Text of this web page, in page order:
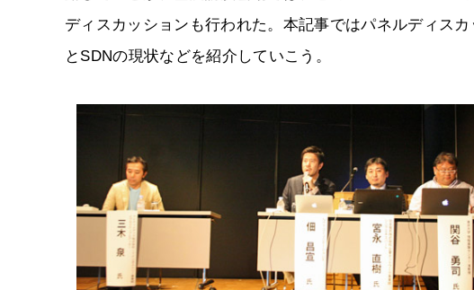
ディスカッションも行われた。本記事ではパネルディス
とSDNの現状などを紹介していこう。